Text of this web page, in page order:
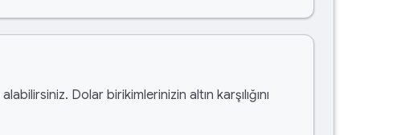
alabilirsiniz. Dolar birikimlerinizin altın karşılığını